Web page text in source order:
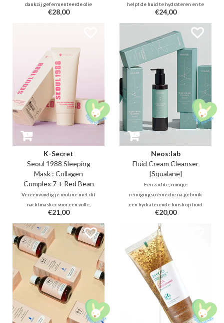
dankzij gefermenteerde olie
technologie zonder de huid te
makkelijker op.
€28,00
helpt de huid te hydrateren en te
kalmeren zonder een witte waas,
plakkerigheid en vettig gevoel
achter te laten. Bescherm de huid
tegen UVA- en UVB-stralen!
€24,00
K-Secret
Seoul 1988 Sleeping
Mask : Collagen
Complex 7 + Red Bean
Vereenvoudig je routine met dit
nachtmasker voor een volle,
gezonde glow. Een lichte gel met
7 soorten Collageen en Vitamine
E-capsules die moeiteloos smelt
en langdurig hydrateert zonder
vet laagje, om de elasticiteit van
de huid een boost te geven.
€21,00
Neos:lab
Fluid Cream Cleanser
[Squalane]
Een zachte, romige
reinigingscrème die na gebruik
een hydraterende finish op huid
achterlaat dankzij Squalane,
Cermaide, probiotica. Het
verwijdert makeup & residu
terwijl het de huid in balans
brengt. Ideaal voor droge,
gevoelige, verzwakte
huidbarrière.
€20,00